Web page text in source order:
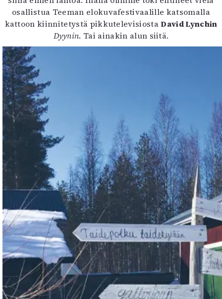
osallistua Teeman elokuvafestivaalille katsomalla
kattoon kiinnitetystä pikkutelevisiostaDavid Lynchin
Dyynin. Tai ainakin alun siitä.